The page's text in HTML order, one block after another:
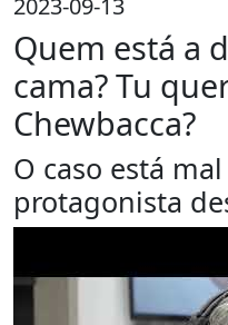
2023-09-13
Quem está a
cama? Tu
Chewbacca?
O caso está
protagonista